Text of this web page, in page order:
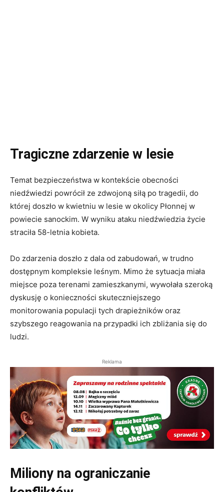
Tragiczne zdarzenie w lesie
Temat bezpieczeństwa w kontekście obecności
niedźwiedzi powrócił ze zdwojoną siłą po tragedii, do
której doszło w kwietniu w lesie w okolicy Płonnej w
powiecie sanockim. W wyniku ataku niedźwiedzia życie
straciła 58-letnia kobieta.
Do zdarzenia doszło z dala od zabudowań, w trudno
dostępnym kompleksie leśnym. Mimo że sytuacja miała
miejsce poza terenami zamieszkanymi, wywołała szeroką
dyskusję o konieczności skuteczniejszego
monitorowania populacji tych drapieżników oraz
szybszego reagowania na przypadki ich zbliżania się do
ludzi.
Reklama
Miliony na ograniczanie